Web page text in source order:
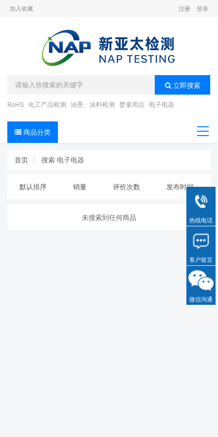
加入收藏 注册 登录
立即搜索
RoHS 化工产品检测 油墨、涂料检测 婴童用品 电子电器
商品分类
首页 搜索 电子电器
默认排序 销量 评价次数 发布时间
未搜索到任何商品 热线电话
客户留言
微信沟通